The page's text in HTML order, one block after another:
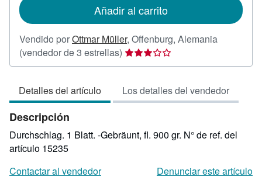
envío
Añadir al carrito
Vendido porOttmar Müller, Offenburg, Alemania
(vendedor de 3 estrellas) Calificación
del
3
de
estrellas
Detalles del artículo Los detalles del vendedor
Descripción
Durchschlag. 1 Blatt. -Gebräunt, fl. 900 gr. N° de ref. del
artículo 15235
Contactar al vendedor
Denunciar este artículo